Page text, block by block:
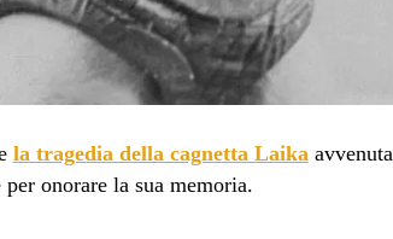
la tragedia della cagnetta Laika avvenuta
onorare la sua memoria.